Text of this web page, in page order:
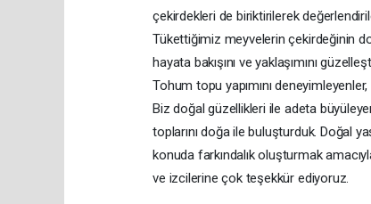
çekirdekleri de biriktirilerek
Tükettiğimiz meyvelerin çekirdeğinin
hayata bakışını ve yaklaşımını
Tohum topu yapımını
Biz doğal güzellikleri ile adeta
toplarını doğa ile buluşturduk. Doğal
konuda farkındalık oluşturmak
ve izcilerine çok teşekkür ediyoruz.